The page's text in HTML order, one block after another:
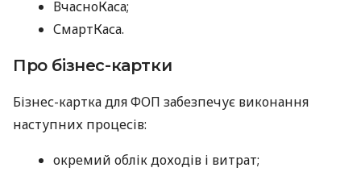
ВчасноКаса;
СмартКаса.
Про бізнес-картки
Бізнес-картка для ФОП забезпечує виконання
наступних процесів:
окремий облік доходів і витрат;